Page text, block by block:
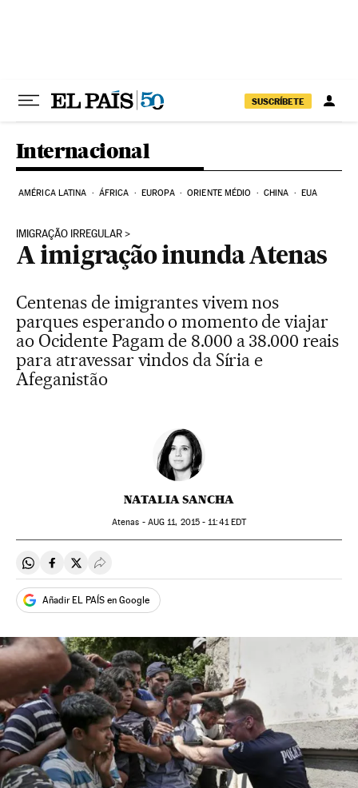
SUSCRÍBETE
Internacional
AMÉRICA LATINA ÁFRICA EUROPA ORIENTE MÉDIO CHINA EUA
IMIGRAÇÃO IRREGULAR
A imigração inunda Atenas
Centenas de imigrantes vivem nos
parques esperando o momento de viajar
ao Ocidente Pagam de 8.000 a 38.000 reais
para atravessar vindos da Síria e
Afeganistão
NATALIA SANCHA
Atenas - AUG 11, 2015 - 11:41EDT
Compartir en Whatsapp
Compartir en Facebook
Compartir en Twitter
Desplegar Redes Sociales
Añadir EL PAÍS en Google